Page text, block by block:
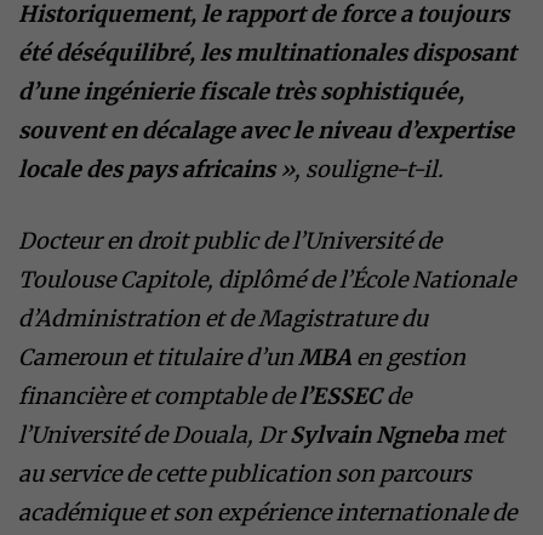
Historiquement, le rapport de force a toujours
été déséquilibré, les multinationales disposant
d’une ingénierie fiscale très sophistiquée,
souvent en décalage avec le niveau d’expertise
locale des pays africains», souligne-t-il.
Docteur en droit public de l’Université de
Toulouse Capitole, diplômé de l’École Nationale
d’Administration et de Magistrature du
Cameroun et titulaire d’un MBA en gestion
financière et comptable del’ESSECde
l’Université de Douala, DrSylvain Ngnebamet
au service de cette publication son parcours
académique et son expérience internationale de